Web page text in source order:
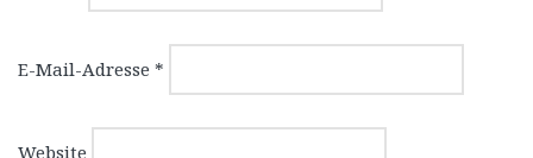
E-Mail-Adresse *
Website